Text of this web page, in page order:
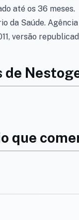
até os 36 meses.
da Saúde.
versão
de
que